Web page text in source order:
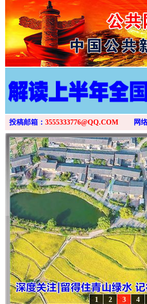
投稿邮箱： 3555333776@QQ.COM 网
4
3
2
1